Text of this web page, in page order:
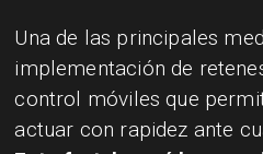
Una de las principales
implementación de
control móviles que
actuar con rapidez ante